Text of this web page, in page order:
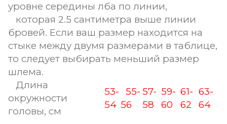
уровне середины лба по линии,
которая 2.5 сантиметра выше линии
бровей. Если ваш размер находится на
стыке между двумя размерами в таблице,
то следует выбирать меньший размер
шлема.
Длина
окружности
головы, см
53-
54
55-
56
57-
58
59-
60
61-
62
63-
64